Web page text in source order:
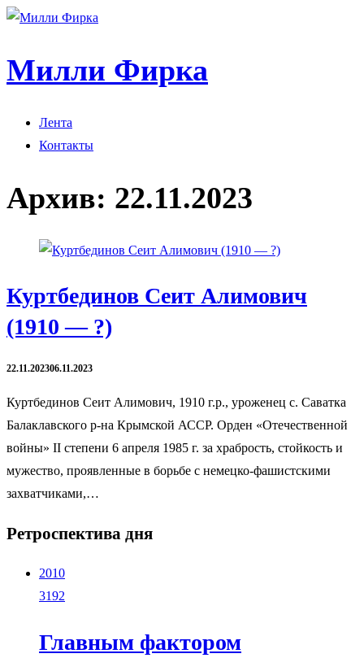
Милли Фирка
Лента
Контакты
Архив: 22.11.2023
Куртбединов Сеит Алимович
(1910 — ?)
22.11.202306.11.2023
Куртбединов Сеит Алимович, 1910 г.р., уроженец с. Саватка
Балаклавского р-на Крымской АССР. Орден «Отечественной
войны» II степени 6 апреля 1985 г. за храбрость, стойкость и
мужество, проявленные в борьбе с немецко-фашистскими
захватчиками,…
Ретроспектива дня
2010
3192
Главным фактором